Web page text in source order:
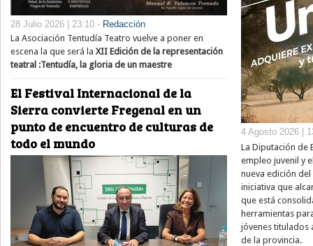
28 Julio 2026 | 23:10 - Redacción
La Asociación Tentudía Teatro vuelve a poner en
escena la que será la XII Edición de la representación
teatral :Tentudía, la gloria de un maestre
El Festival Internacional de la
Sierra convierte Fregenal en un
punto de encuentro de culturas de
todo el mundo
4 Agosto 2026 |
La Diputación de
empleo juvenil y
nueva edición
iniciativa que
que está
herramientas
jóvenes titulados
de la provincia.